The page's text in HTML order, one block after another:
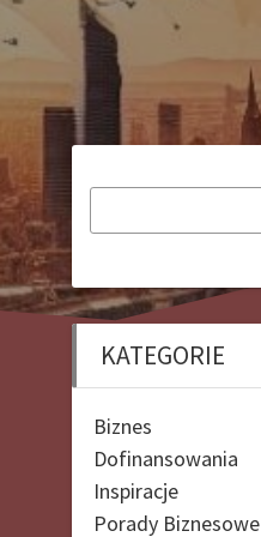
KATEGORIE
Biznes
Dofinansowania
Inspiracje
Porady Biznesowe